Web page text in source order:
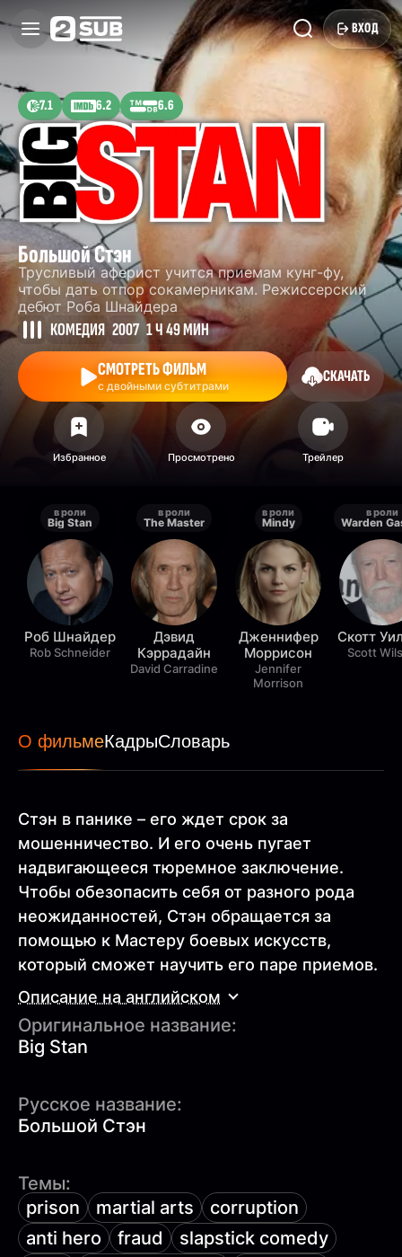
ВХОД
7.1 6.2 6.6
Большой Стэн
Трусливый аферист учится приемам кунг-фу,
чтобы дать отпор сокамерникам. Режиссерский
дебют Роба Шнайдера
КОМЕДИЯ 2007 1 Ч 49 МИН
СМОТРЕТЬ ФИЛЬМ
с двойными субтитрами
СКАЧАТЬ
в роли
Big Stan
Роб Шнайдер
Rob Schneider
в роли
The Master
Дэвид
Кэррадайн
David Carradine
в роли
Mindy
Дженнифер
Моррисон
Jennifer
Morrison
в роли
Скотт
Scott
О фильмеКадрыСловарь
Стэн в панике – его ждет срок за
мошенничество. И его очень пугает
надвигающееся тюремное заключение.
Чтобы обезопасить себя от разного рода
неожиданностей, Стэн обращается за
помощью к Мастеру боевых искусств,
который сможет научить его паре приемов.
Описание на английском
Оригинальное название:
Big Stan
Русское название:
Большой Стэн
Темы:
prison
martial arts
corruption
anti hero
fraud
slapstick comedy